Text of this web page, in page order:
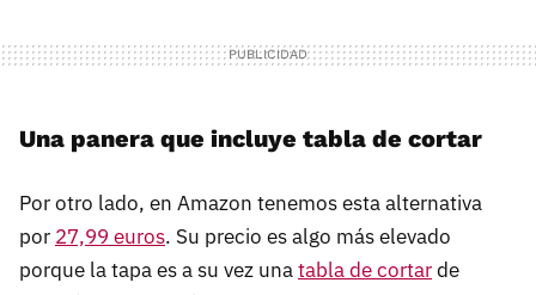
Una panera que incluye tabla de cortar
Por otro lado, en Amazon tenemos esta alternativa
por 27,99 euros. Su precio es algo más elevado
porque la tapa es a su vez unatabla de cortarde